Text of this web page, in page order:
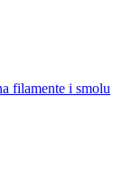
filamente i smolu